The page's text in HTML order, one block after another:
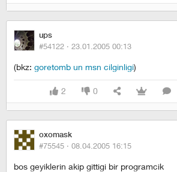
ups
#54122 · 23.01.2005 00:13
(bkz: goretomb un msn cilginligi)
2 0
oxomask
#75545 · 08.04.2005 16:15
bos geyiklerin akip gittigi bir programcik